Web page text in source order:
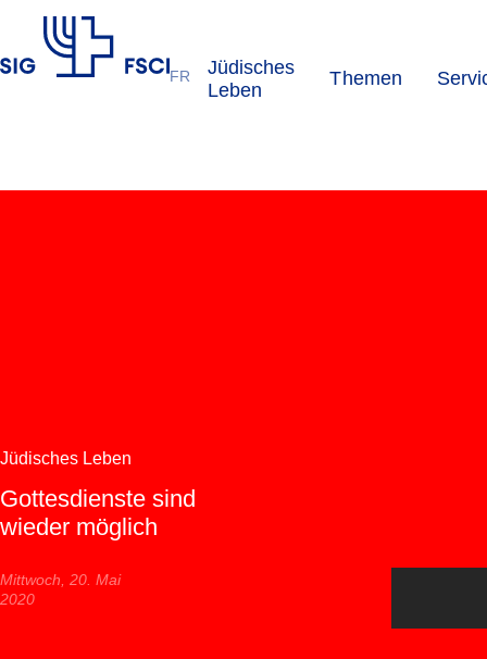
FR
Jüdisches
Leben
Themen
Jüdisches Leben
Gottesdienste sind
wieder möglich
Mittwoch, 20. Mai
2020